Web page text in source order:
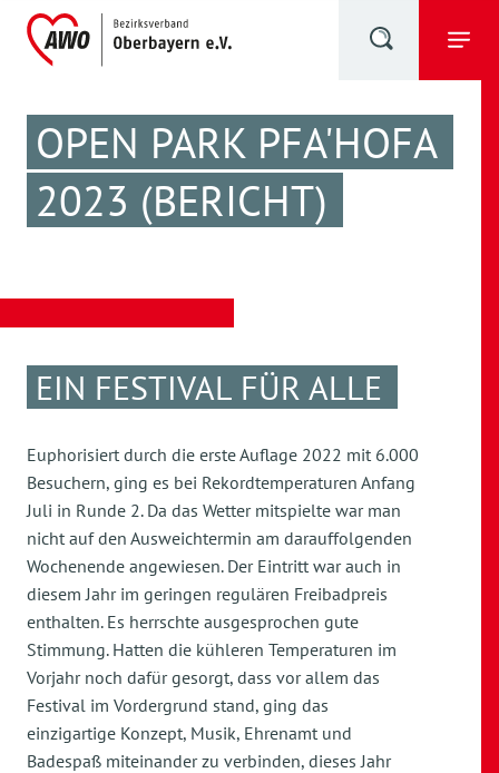
OPEN PARK PFA'HOFA
2023 (BERICHT)
EIN FESTIVAL FÜR ALLE
Euphorisiert durch die erste Auflage 2022 mit 6.000
Besuchern, ging es bei Rekordtemperaturen Anfang
Juli in Runde 2. Da das Wetter mitspielte war man
nicht auf den Ausweichtermin am darauffolgenden
Wochenende angewiesen. Der Eintritt war auch in
diesem Jahr im geringen regulären Freibadpreis
enthalten. Es herrschte ausgesprochen gute
Stimmung. Hatten die kühleren Temperaturen im
Vorjahr noch dafür gesorgt, dass vor allem das
Festival im Vordergrund stand, ging das
einzigartige Konzept, Musik, Ehrenamt und
Badespaß miteinander zu verbinden, dieses Jahr